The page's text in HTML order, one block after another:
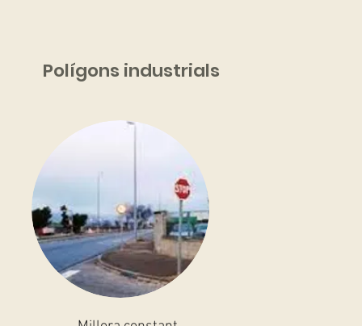
Polígons industrials